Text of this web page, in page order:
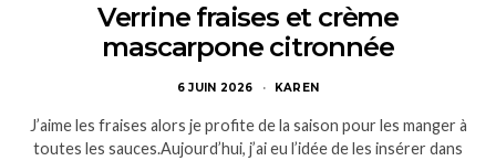
Verrine fraises et crème
mascarpone citronnée
6 JUIN 2026 KAREN
J’aime les fraises alors je profite de la saison pour les manger à
toutes les sauces.Aujourd’hui, j’ai eu l’idée de les insérer dans